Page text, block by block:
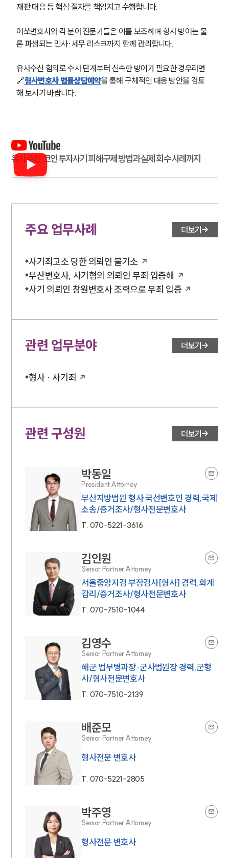
재판 대응 등 핵심 절차를 책임지고 수행합니다.
어쏘변호사와 각 분야 전문가들은 이를 보조하며 형사 방어는 물
론 파생되는 민사·세무 리스크까지 함께 관리합니다.
유사수신 혐의로 수사 단계부터 신속한 방어가 필요한 경우라면
🔗형사변호사 법률상담예약을 통해 구체적인 대응 방안을 검토
해 보시기 바랍니다.
유사수신, 코인 투자사기 피해구제 방법과 실제 회수 사례까지
주요 업무사례 더보기
사기죄고소 당한 의뢰인 불기소
부산변호사, 사기혐의 의뢰인 무죄 입증해
사기 의뢰인 창원변호사 조력으로 무죄 입증
관련 업무분야 더보기
형사 · 사기죄
관련 구성원 더보기
박동일
President Attorney
부산지방법원 형사 국선변호인 경력,국제
소송/증거조사/형사전문변호사
T. 070-5221-3616
김인원
Senior Partner Attorney
서울중앙지검 부장검사[형사] 경력,회계
감리/증거조사/형사전문변호사
T. 070-7510-1044
김영수
Senior Partner Attorney
해군 법무병과장·군사법원장 경력,군형
사/형사전문변호사
T. 070-7510-2139
배준모
Senior Partner Attorney
형사전문 변호사
T. 070-5221-2805
박주영
Senior Partner Attorney
형사전문 변호사